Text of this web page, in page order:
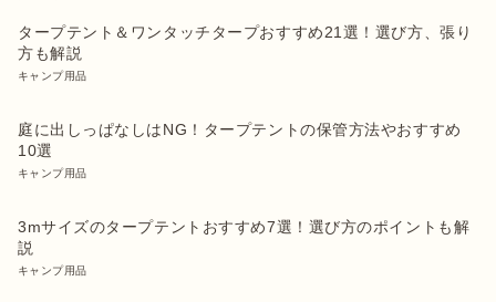
タープテント＆ワンタッチタープおすすめ21選！選び方、張り
方も解説
キャンプ用品
庭に出しっぱなしはNG！タープテントの保管方法やおすすめ
10選
キャンプ用品
3mサイズのタープテントおすすめ7選！選び方のポイントも解
説
キャンプ用品